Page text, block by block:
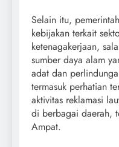
Selain itu,
kebijakan terkait
ketenagakerjaan,
sumber daya alam
adat dan
termasuk perhatian
aktivitas reklamasi
di berbagai daerah,
Ampat.